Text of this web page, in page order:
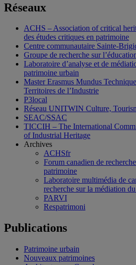
Réseaux
ACHS – Association of critical
des études critiques en patrimoine
Centre communautaire Sainte-
Groupe de recherche sur
Laboratoire d’analyse et de
patrimoine urbain
Master Erasmus Mundus
Territoires de l’Industrie
P3local
Réseau UNITWIN Culture,
SEAC/SSAC
TICCIH – The International
of Industrial Heritage
Archives
ACHSfr
Forum canadien de
patrimoine
Laboratoire multimédia de
recherche sur la médiation
PARVI
Respatrimoni
Publications
Patrimoine urbain
Nouveaux patrimoines